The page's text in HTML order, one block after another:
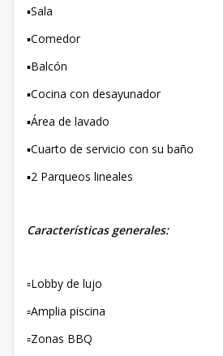
▪️Sala
▪️Comedor
▪️Balcón
▪️Cocina con desayunador
▪️Área de lavado
▪️Cuarto de servicio con su baño
▪️2 Parqueos lineales
Características generales:
▫️Lobby de lujo
▫️Amplia piscina
▫️Zonas BBQ